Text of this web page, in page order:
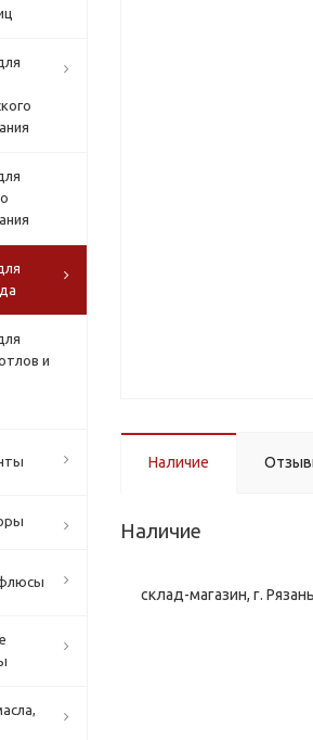
Наличие
Наличие
склад-магазин, г.
и